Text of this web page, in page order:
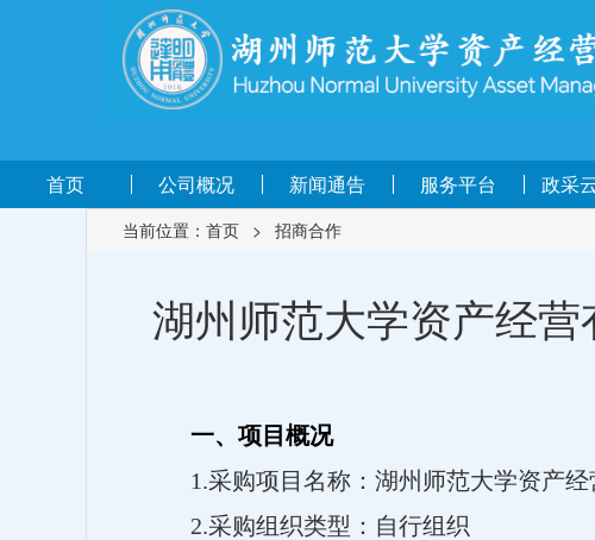
首页 公司概况 新闻通告 服务平台 政采
当前位置： 首页 > 招商合作
湖州师范大学资产经
一、项目概况
1.采购项目名称：湖州师范大学资产
2.采购组织类型：自行组织